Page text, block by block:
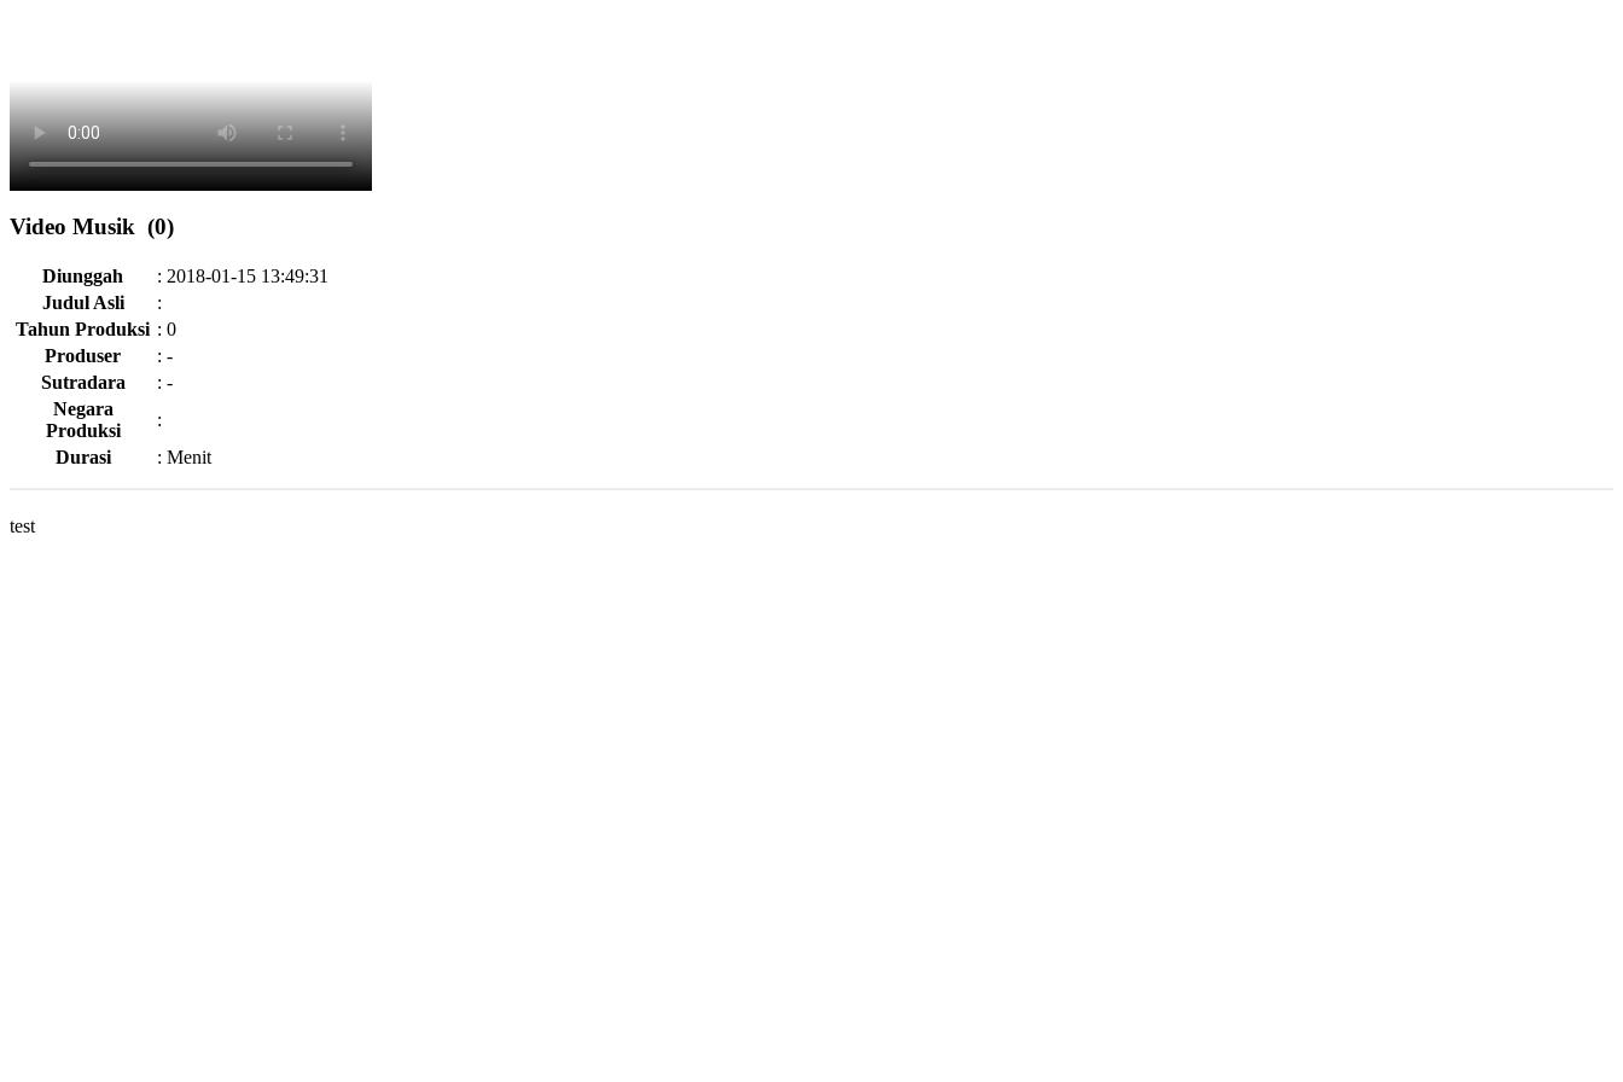
Video Musik (0)
Diunggah : 2018-01-15 13:49:31
Judul Asli
:
Tahun Produksi : 0
Produser
: -
Sutradara
: -
Negara
Produksi
:
Durasi
: Menit
test